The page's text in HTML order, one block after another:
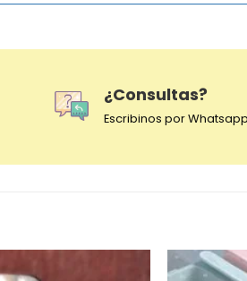
¿Consultas?
Escribinos por